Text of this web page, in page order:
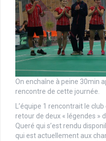
On enchaîne à peine 30min
rencontre de cette journée.
L’équipe 1 rencontrait le
retour de deux « légendes »
Queré qui s’est rendu
qui est actuellement aux